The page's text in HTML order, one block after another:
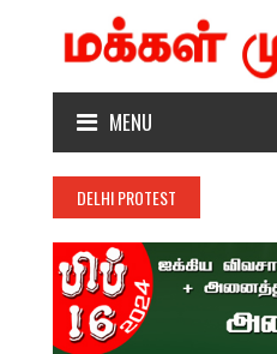
MENU
DELHI PROTEST